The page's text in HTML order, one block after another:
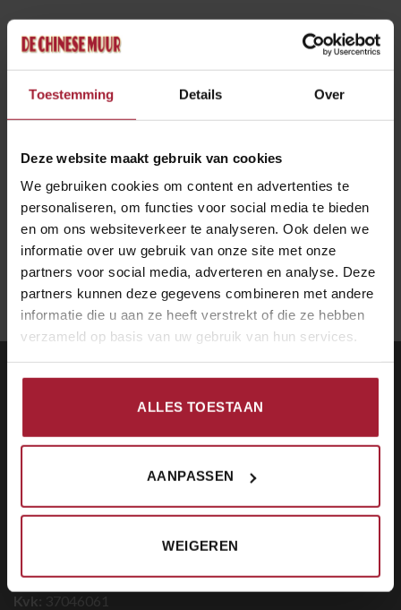
Toestemming Details Over
Deze website maakt gebruik van cookies
We gebruiken cookies om content en advertenties te
personaliseren, om functies voor social media te bieden
en om ons websiteverkeer te analyseren. Ook delen we
informatie over uw gebruik van onze site met onze
partners voor social media, adverteren en analyse. Deze
partners kunnen deze gegevens combineren met andere
informatie die u aan ze heeft verstrekt of die ze hebben
verzameld op basis van uw gebruik van hun services.
ALLES TOESTAAN
AANPASSEN
WEIGEREN
Extra Satésaus groot
(500 cc)
TOEVOEGEN AAN
WINKELWAGEN
14a. Spare Ribs (4 stuks)
TOEVOEGEN AAN
WINKELWAGEN
CONTACT
Beatrixstraat 38
E:info@chinesemuurdenhelder.nl
Btw:NL0099.34.868.B01
Kvk: 37046061